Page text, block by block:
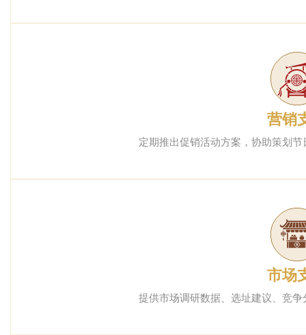
营销
定期推出促销活动方案，协助策划
市场
提供市场调研数据、选址建议、竞